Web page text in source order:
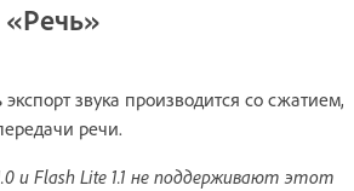
экспорт звука производится со сжатием,
речи.
и Flash Lite 1.1 не поддерживают этот